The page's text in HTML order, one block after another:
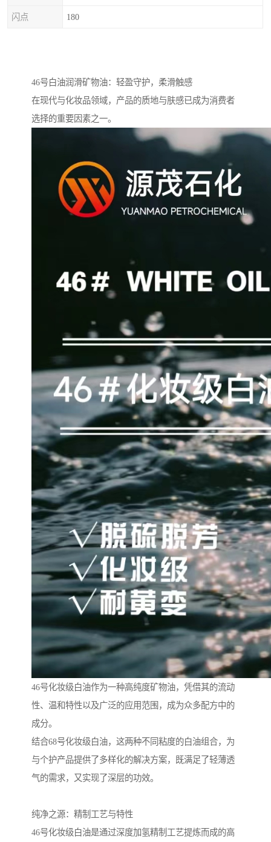
闪点 180
46号白油润滑矿物油：轻盈守护，柔滑触感
在现代与化妆品领域，产品的质地与肤感已成为消费者
选择的重要因素之一。
46号化妆级白油作为一种高纯度矿物油，凭借其的流动
性、温和特性以及广泛的应用范围，成为众多配方中的
成分。
结合68号化妆级白油，这两种不同粘度的白油组合，为
与个护产品提供了多样化的解决方案，既满足了轻薄透
气的需求，又实现了深层的功效。
纯净之源：精制工艺与特性
46号化妆级白油是通过深度加氢精制工艺提炼而成的高